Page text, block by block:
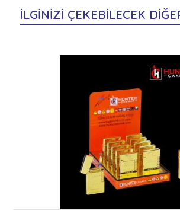
İLGİNİZİ ÇEKEBİLECEK